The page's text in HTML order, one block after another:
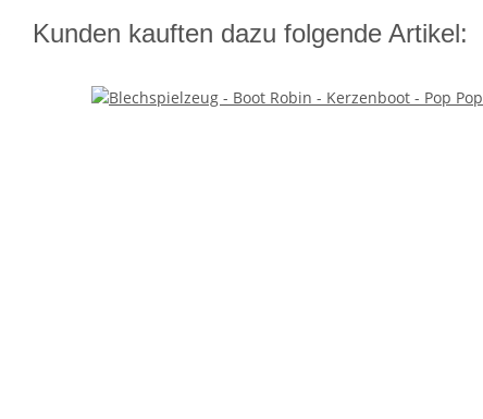
Kunden kauften dazu folgende Artikel: